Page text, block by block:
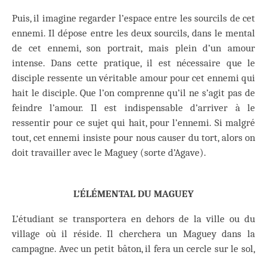
Puis, il imagine regarder l’espace entre les sourcils de cet
ennemi. Il dépose entre les deux sourcils, dans le mental
de cet ennemi, son portrait, mais plein d’un amour
intense. Dans cette pratique, il est nécessaire que le
disciple ressente un véritable amour pour cet ennemi qui
hait le disciple. Que l’on comprenne qu’il ne s’agit pas de
feindre l’amour. Il est indispensable d’arriver à le
ressentir pour ce sujet qui hait, pour l’ennemi. Si malgré
tout, cet ennemi insiste pour nous causer du tort, alors on
doit travailler avec le Maguey (sorte d’Agave).
L’ÉLÉMENTAL DU MAGUEY
L’étudiant se transportera en dehors de la ville ou du
village où il réside. Il cherchera un Maguey dans la
campagne. Avec un petit bâton, il fera un cercle sur le sol,